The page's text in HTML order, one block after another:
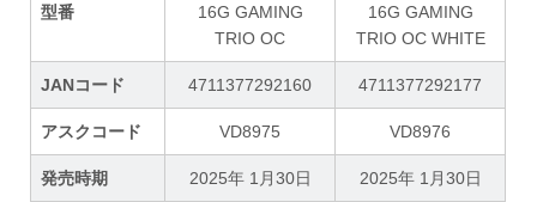
型番
16G GAMING
TRIO OC
16G GAMING
TRIO OC WHITE
JANコード 4711377292160 4711377292177
アスクコード VD8975 VD8976
発売時期 2025年 1月30日 2025年 1月30日